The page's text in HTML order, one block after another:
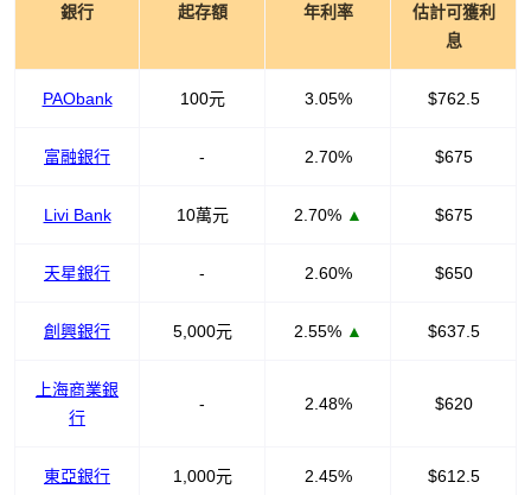
銀行 起存額 年利率
估計可獲利
息
PAObank 100元 3.05% $762.5
富融銀行 - 2.70% $675
Livi Bank 10萬元 2.70% ▲ $675
天星銀行 - 2.60% $650
創興銀行 5,000元 2.55% ▲ $637.5
上海商業銀
行
- 2.48% $620
東亞銀行 1,000元 2.45% $612.5